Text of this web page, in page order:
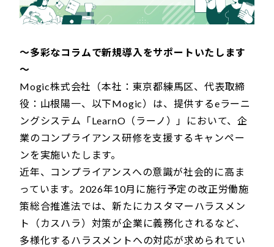
～多彩なコラムで新規導入をサポートいたします
～
Mogic株式会社（本社：東京都練馬区、代表取締
役：山根陽一、以下Mogic）は、提供するeラーニ
ングシステム「LearnO（ラーノ）」において、企
業のコンプライアンス研修を支援するキャンペー
ンを実施いたします。
近年、コンプライアンスへの意識が社会的に高ま
っています。2026年10月に施行予定の改正労働施
策総合推進法では、新たにカスタマーハラスメン
ト（カスハラ）対策が企業に義務化されるなど、
多様化するハラスメントへの対応が求められてい